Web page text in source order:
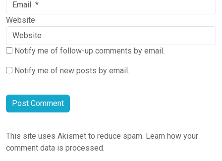
Website
Notify me of follow-up comments by email.
Notify me of new posts by email.
This site uses Akismet to reduce spam. Learn how your
comment data is processed.